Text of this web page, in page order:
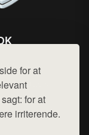
for at
for at
irriterende.
og privatlivspolitik